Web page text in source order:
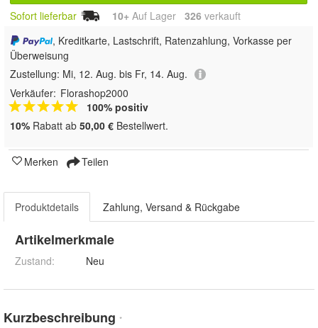
Sofort lieferbar 10+ Auf Lager 326 verkauft
, Kreditkarte, Lastschrift, Ratenzahlung, Vorkasse per
Überweisung
Zustellung: Mi, 12. Aug. bis Fr, 14. Aug.
Verkäufer: Florashop2000
100% positiv
10% Rabatt ab 50,00 € Bestellwert.
Merken Teilen
Produktdetails Zahlung, Versand & Rückgabe
Artikelmerkmale
Zustand: Neu
Kurzbeschreibung *